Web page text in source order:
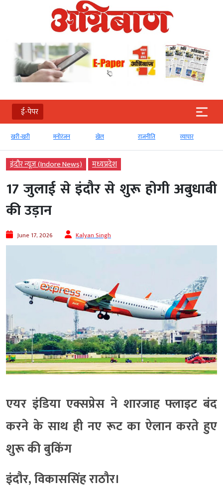
ई-पेपर
खरी-खरी मनोरंजन खेल राजनीति व्‍यापार
इंदौर न्यूज़ (Indore News) मध्‍यप्रदेश
17 जुलाई से इंदौर से शुरू होगी अबुधाबी
की उड़ान
June 17, 2026 Kalyan Singh
एयर इंडिया एक्सप्रेस ने शारजाह फ्लाइट बंद
करने के साथ ही नए रूट का ऐलान करते हुए
शुरू की बुकिंग
इंदौर, विकाससिंह राठौर।